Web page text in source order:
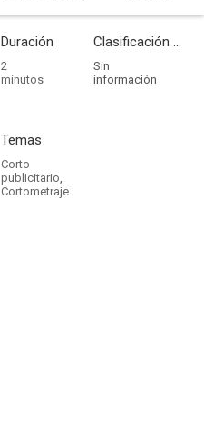
Duración
2
minutos
Clasificación por edades
Sin
información
Temas
Corto
publicitario,
Cortometraje